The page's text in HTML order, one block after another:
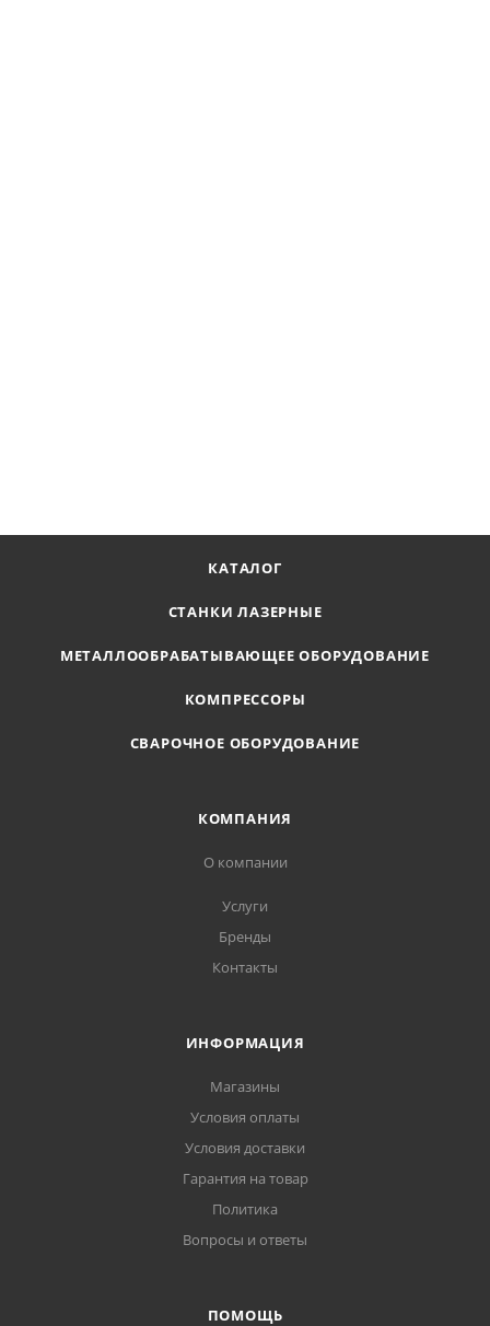
КАТАЛОГ
СТАНКИ ЛАЗЕРНЫЕ
МЕТАЛЛООБРАБАТЫВАЮЩЕЕ ОБОРУДОВАНИЕ
КОМПРЕССОРЫ
СВАРОЧНОЕ ОБОРУДОВАНИЕ
КОМПАНИЯ
О компании
Услуги
Бренды
Контакты
ИНФОРМАЦИЯ
Магазины
Условия оплаты
Условия доставки
Гарантия на товар
Политика
Вопросы и ответы
ПОМОЩЬ